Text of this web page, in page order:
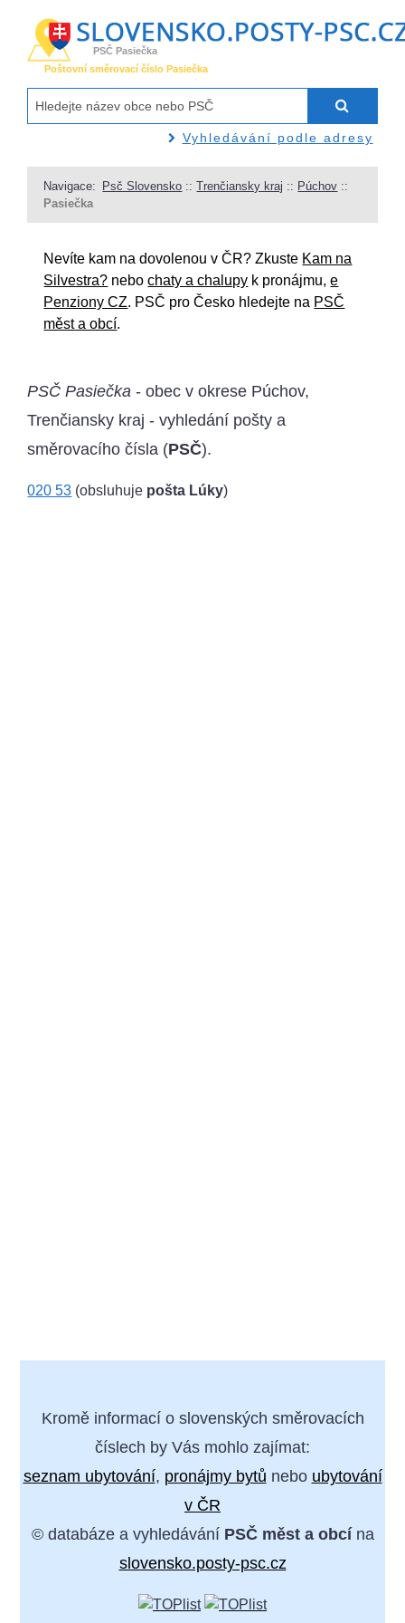
PSČ Pasiečka
Poštovní směrovací číslo Pasiečka
Vyhledávání podle adresy
Navigace: Psč Slovensko ::Trenčiansky kraj :: Púchov ::
Pasiečka
Nevíte kam na dovolenou v ČR? Zkuste Kam na
Silvestra? nebochaty a chalupy k pronájmu,e
Penziony CZ. PSČ pro Česko hledejte na PSČ
měst a obcí.
PSČ Pasiečka - obec v okrese Púchov,
Trenčiansky kraj - vyhledání pošty a
směrovacího čísla (PSČ).
020 53 (obsluhuje pošta Lúky)
Kromě informací o slovenských směrovacích
číslech by Vás mohlo zajímat:
seznam ubytování, pronájmy bytů nebo ubytování
v ČR
© databáze a vyhledávání PSČ měst a obcína
slovensko.posty-psc.cz